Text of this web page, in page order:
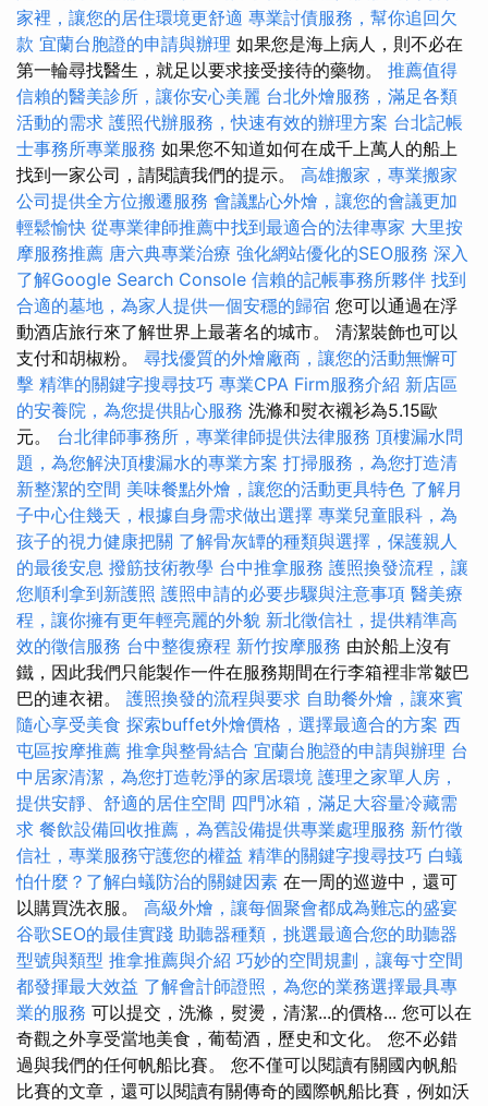
家裡，讓您的居住環境更舒適 專業討債服務，幫你追回欠
款 宜蘭台胞證的申請與辦理 如果您是海上病人，則不必在
第一輪尋找醫生，就足以要求接受接待的藥物。 推薦值得
信賴的醫美診所，讓你安心美麗 台北外燴服務，滿足各類
活動的需求 護照代辦服務，快速有效的辦理方案 台北記帳
士事務所專業服務 如果您不知道如何在成千上萬人的船上
找到一家公司，請閱讀我們的提示。 高雄搬家，專業搬家
公司提供全方位搬遷服務 會議點心外燴，讓您的會議更加
輕鬆愉快 從專業律師推薦中找到最適合的法律專家 大里按
摩服務推薦 唐六典專業治療 強化網站優化的SEO服務 深入
了解Google Search Console 信賴的記帳事務所夥伴 找到
合適的墓地，為家人提供一個安穩的歸宿 您可以通過在浮
動酒店旅行來了解世界上最著名的城市。 清潔裝飾也可以
支付和胡椒粉。 尋找優質的外燴廠商，讓您的活動無懈可
擊 精準的關鍵字搜尋技巧 專業CPA Firm服務介紹 新店區
的安養院，為您提供貼心服務 洗滌和熨衣襯衫為5.15歐
元。 台北律師事務所，專業律師提供法律服務 頂樓漏水問
題，為您解決頂樓漏水的專業方案 打掃服務，為您打造清
新整潔的空間 美味餐點外燴，讓您的活動更具特色 了解月
子中心住幾天，根據自身需求做出選擇 專業兒童眼科，為
孩子的視力健康把關 了解骨灰罈的種類與選擇，保護親人
的最後安息 撥筋技術教學 台中推拿服務 護照換發流程，讓
您順利拿到新護照 護照申請的必要步驟與注意事項 醫美療
程，讓你擁有更年輕亮麗的外貌 新北徵信社，提供精準高
效的徵信服務 台中整復療程 新竹按摩服務 由於船上沒有
鐵，因此我們只能製作一件在服務期間在行李箱裡非常皺巴
巴的連衣裙。 護照換發的流程與要求 自助餐外燴，讓來賓
隨心享受美食 探索buffet外燴價格，選擇最適合的方案 西
屯區按摩推薦 推拿與整骨結合 宜蘭台胞證的申請與辦理 台
中居家清潔，為您打造乾淨的家居環境 護理之家單人房，
提供安靜、舒適的居住空間 四門冰箱，滿足大容量冷藏需
求 餐飲設備回收推薦，為舊設備提供專業處理服務 新竹徵
信社，專業服務守護您的權益 精準的關鍵字搜尋技巧 白蟻
怕什麼？了解白蟻防治的關鍵因素 在一周的巡遊中，還可
以購買洗衣服。 高級外燴，讓每個聚會都成為難忘的盛宴
谷歌SEO的最佳實踐 助聽器種類，挑選最適合您的助聽器
型號與類型 推拿推薦與介紹 巧妙的空間規劃，讓每寸空間
都發揮最大效益 了解會計師證照，為您的業務選擇最具專
業的服務 可以提交，洗滌，熨燙，清潔...的價格... 您可以在
奇觀之外享受當地美食，葡萄酒，歷史和文化。 您不必錯
過與我們的任何帆船比賽。 您不僅可以閱讀有關國內帆船
比賽的文章，還可以閱讀有關傳奇的國際帆船比賽，例如沃